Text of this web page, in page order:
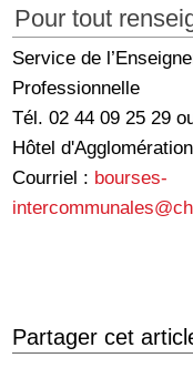
Pour tout
Service de
Professionnelle
Tél. 02 44 09 25 29
Hôtel
Courriel : bourses-
Partager cet